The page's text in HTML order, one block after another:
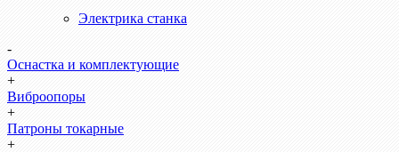
Электрика станка
-
Оснастка и комплектующие
+
Виброопоры
+
Патроны токарные
+